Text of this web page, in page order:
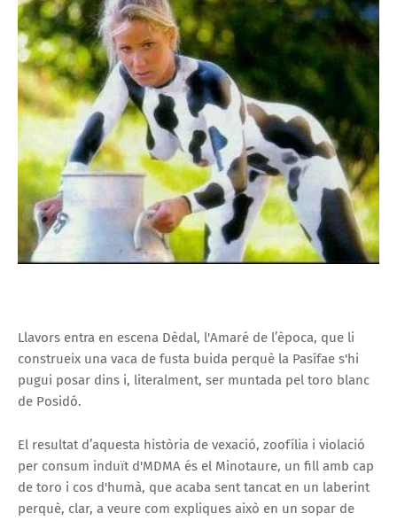
Llavors entra en escena Dèdal, l'Amaré de l’època, que li
construeix una vaca de fusta buida perquè la Pasífae s'hi
pugui posar dins i, literalment, ser muntada pel toro blanc
de Posidó.
El resultat d’aquesta història de vexació, zoofília i violació
per consum induït d'MDMA és el Minotaure, un fill amb cap
de toro i cos d'humà, que acaba sent tancat en un laberint
perquè, clar, a veure com expliques això en un sopar de